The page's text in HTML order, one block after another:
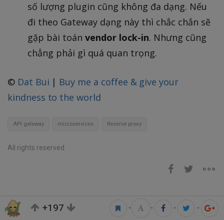
số lượng plugin cũng không đa dạng. Nếu
đi theo Gateway dạng này thì chắc chắn sẽ
gặp bài toán vendor lock-in. Nhưng cũng
chẳng phải gì quá quan trọng.
© Dat Bui | Buy me a coffee & give your
kindness to the world
API gateway microservices Reserve proxy
All rights reserved
+197 • • • •